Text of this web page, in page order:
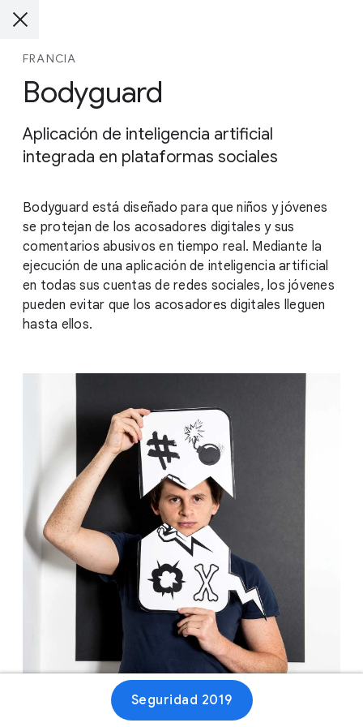
FRANCIA
Bodyguard
Aplicación de inteligencia artificial
integrada en plataformas sociales
Bodyguard está diseñado para que niños y jóvenes
se protejan de los acosadores digitales y sus
comentarios abusivos en tiempo real. Mediante la
ejecución de una aplicación de inteligencia artificial
en todas sus cuentas de redes sociales, los jóvenes
pueden evitar que los acosadores digitales lleguen
hasta ellos.
Seguridad 2019